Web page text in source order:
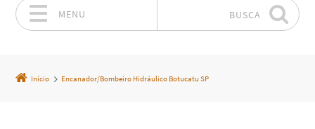
MENU BUSCA
Início Encanador/Bombeiro Hidráulico Botucatu SP